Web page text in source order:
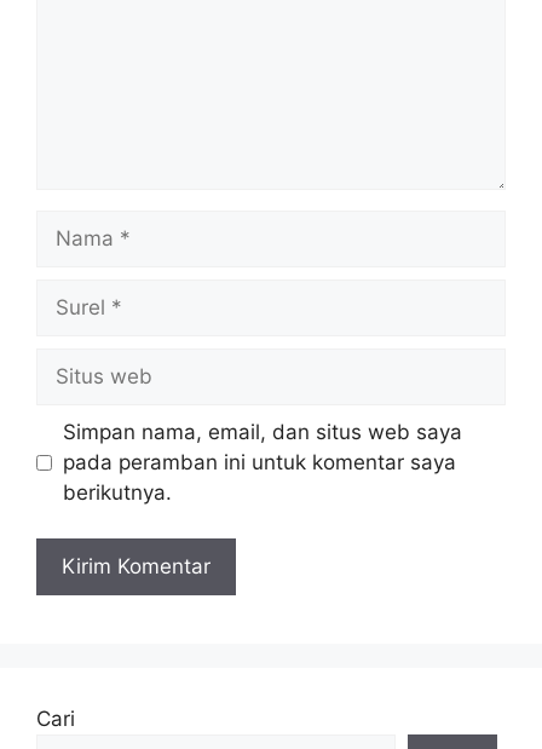
web
Simpan nama, email, dan situs web saya
pada peramban ini untuk komentar saya
berikutnya.
Cari